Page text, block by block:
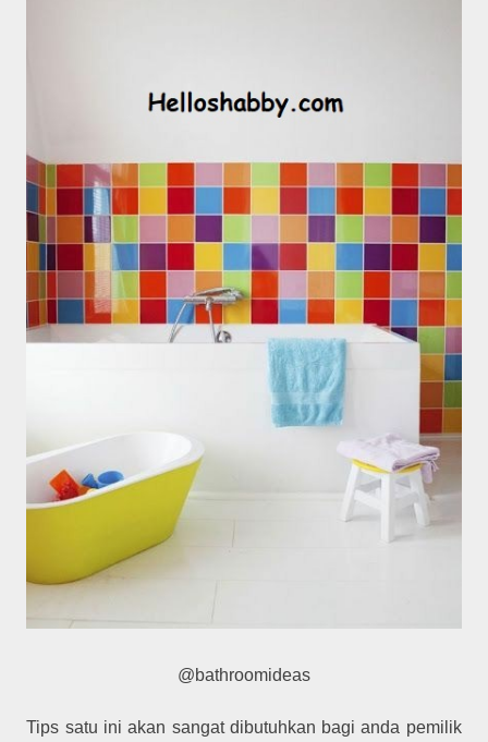
@bathroomideas
Tips satu ini akan sangat dibutuhkan bagi anda pemilik